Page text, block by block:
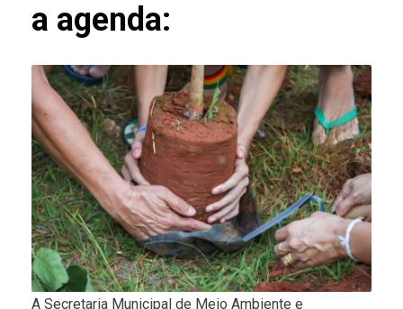
a agenda:
A Secretaria Municipal de Meio Ambiente e